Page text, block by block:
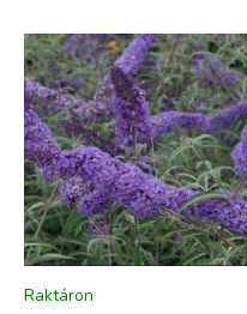
Raktáron